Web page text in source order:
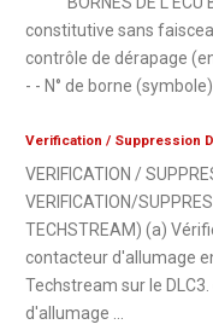
constitutive sans
contrôle de dérapage
- - N° de borne
Verification / Suppression
VERIFICATION /
VERIFICATION/
TECHSTREAM) (a)
contacteur d'allumage
Techstream sur le
d'allumage ...